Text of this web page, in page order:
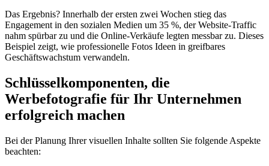
Das Ergebnis? Innerhalb der ersten zwei Wochen stieg das
Engagement in den sozialen Medien um 35 %, der Website-Traffic
nahm spürbar zu und die Online-Verkäufe legten messbar zu. Dieses
Beispiel zeigt, wie professionelle Fotos Ideen in greifbares
Geschäftswachstum verwandeln.
Schlüsselkomponenten, die
Werbefotografie für Ihr Unternehmen
erfolgreich machen
Bei der Planung Ihrer visuellen Inhalte sollten Sie folgende Aspekte
beachten: